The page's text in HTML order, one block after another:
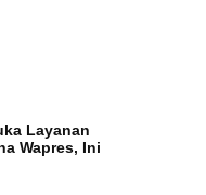
Layanan
Wapres, Ini